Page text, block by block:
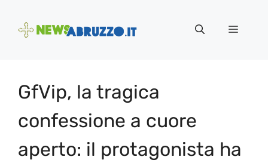
Menu
GfVip, la tragica
confessione a cuore
aperto: il protagonista ha